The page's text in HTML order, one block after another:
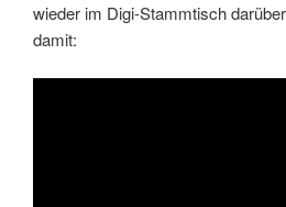
wieder im Digi-Stammtisch
damit: